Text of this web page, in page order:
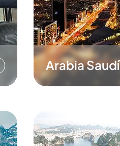
Arabia Saudí